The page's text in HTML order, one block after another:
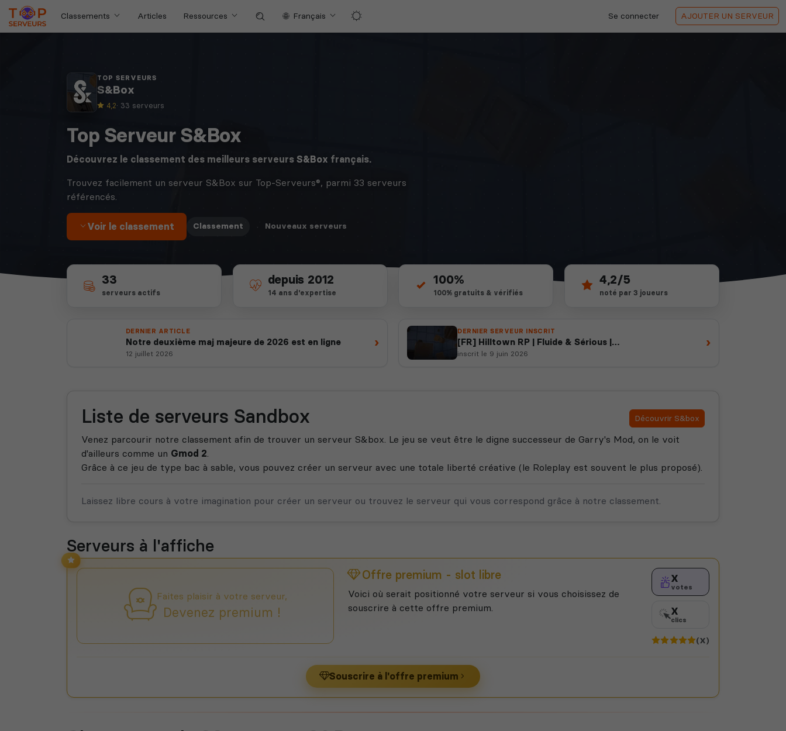
Classements Articles Ressources Français Se connecter AJOUTER UN SERVEUR
TOP SERVEURS
S&Box
4,2· 33 serveurs
Top Serveur S&Box
Découvrez le classement des meilleurs serveurs S&Box français.
Trouvez facilement un serveur S&Box sur Top-Serveurs®, parmi 33 serveurs
référencés.
Voir le classement Classement · Nouveaux serveurs
33
serveurs actifs
depuis 2012
14 ans d'expertise
100%
100% gratuits & vérifiés
4,2/5
noté par 3 joueurs
DERNIER ARTICLE
Notre deuxième maj majeure de 2026 est en ligne
12 juillet 2026
›
DERNIER SERVEUR INSCRIT
[FR] Hilltown RP | Fluide & Sérious |
https://discord.gg/728D5fvKB
inscrit le 9 juin 2026
›
Liste de serveurs Sandbox Découvrir S&box
Venez parcourir notre classement afin de trouver un serveur S&box. Le jeu se veut être le digne successeur de Garry's Mod, on le voit
d'ailleurs comme un Gmod 2
Grâce à ce jeu de type bac à sable, vous pouvez créer un serveur avec une totale liberté créative (le Roleplay est souvent le plus proposé).
Laissez libre cours à votre imagination pour créer un serveur ou trouvez le serveur qui vous correspond grâce à notre classement.
Serveurs à l'affiche
Faites plaisir à votre serveur,
Devenez premium !
Offre premium - slot libre
Voici où serait positionné votre serveur si vous choisissez de
souscrire à cette offre premium.
X
votes
X
clics
(X)
Souscrire à l'offre premium